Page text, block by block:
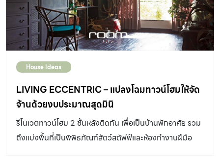
House Ideas
LIVING ECCENTRIC – แปลงโฉมทาวน์โฮมให้จัด
จ้านด้วยงบประมาณสุดมินิ
รีโนเวตทาวน์โฮม 2 ชั้นหลังติดกัน เพื่อเป็นบ้านพักอาศัย รวม
ถึงแบ่งพื้นที่เป็นพิพิธภัณฑ์สัตว์สตัฟฟ์และห้องทำงานฝีมือ